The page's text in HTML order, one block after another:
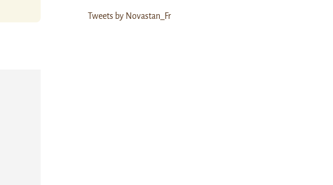
Tweets by Novastan_Fr